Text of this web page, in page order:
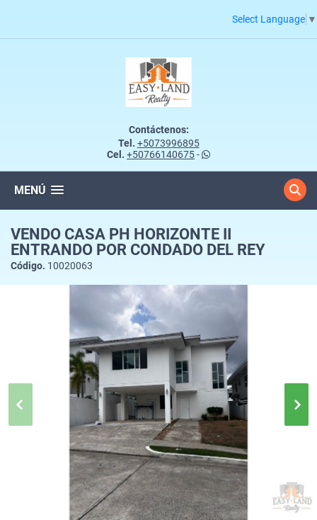
Select Language ▼
Contáctenos:
Tel. +5073996895
Cel. +50766140675-
MENÚ
VENDO CASA PH HORIZONTE II
ENTRANDO POR CONDADO DEL REY
Código. 10020063